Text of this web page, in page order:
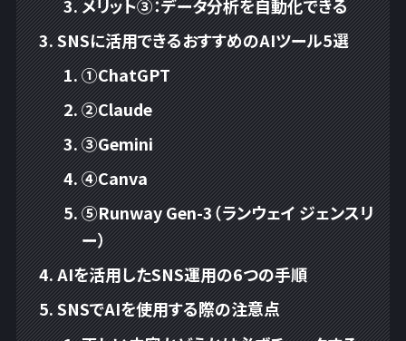
メリット③：データ分析を自動化できる
SNSに活用できるおすすめのAIツール5選
①ChatGPT
②Claude
③Gemini
④Canva
⑤Runway Gen-3（ランウェイ ジェンスリ
ー）
AIを活用したSNS運用の6つの手順
SNSでAIを使用する際の注意点